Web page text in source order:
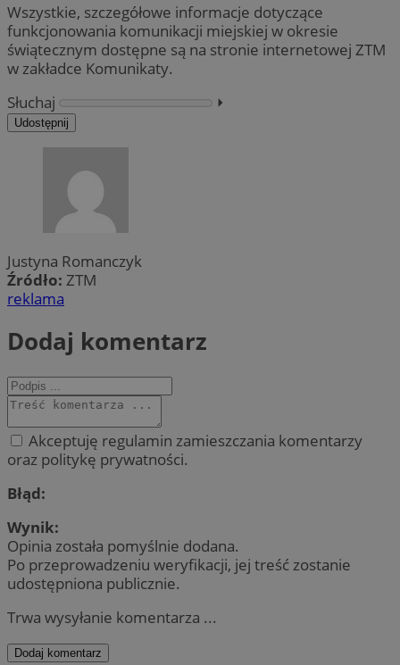
Wszystkie, szczegółowe informacje dotyczące
funkcjonowania komunikacji miejskiej w okresie
świątecznym dostępne są na stronie internetowej ZTM
w zakładce Komunikaty.
Słuchaj
⏵︎
Udostępnij
Justyna Romanczyk
Źródło: ZTM
reklama
Dodaj komentarz
Akceptuję regulamin zamieszczania komentarzy
oraz politykę prywatności.
Błąd:
Wynik:
Opinia została pomyślnie dodana.
Po przeprowadzeniu weryfikacji, jej treść zostanie
udostępniona publicznie.
Trwa wysyłanie komentarza ...
Dodaj komentarz